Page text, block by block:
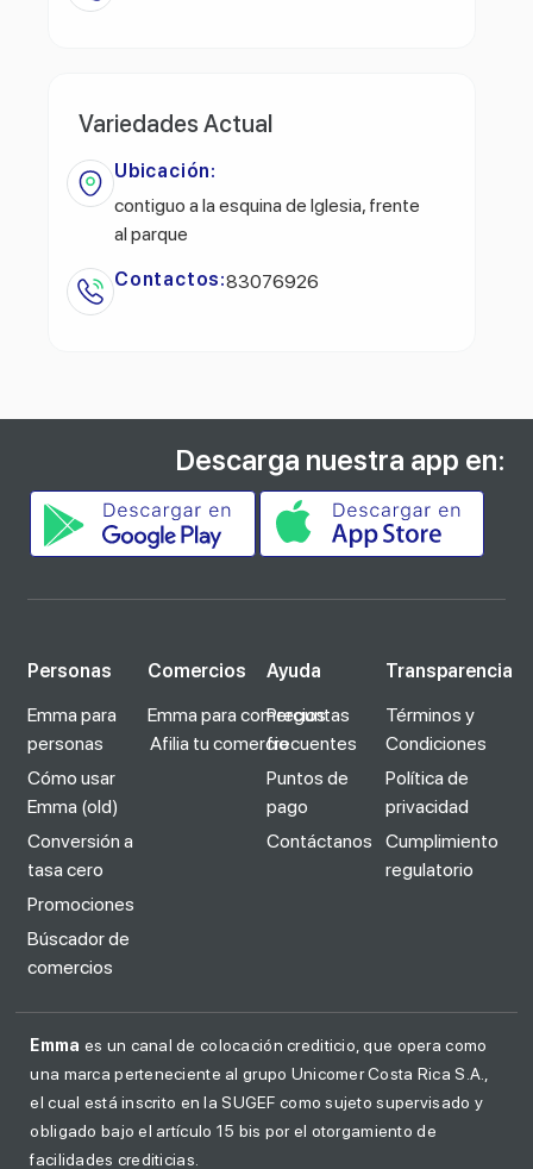
Variedades Actual
Ubicación:
contiguo a la esquina de Iglesia, frente
al parque
Contactos:83076926
Descarga nuestra app en:
Personas
Emma para
personas
Cómo usar
Emma (old)
Conversión a
tasa cero
Promociones
Búscador de
comercios
Comercios
Emma para comercios
Afilia tu comercio
Ayuda
Preguntas
frecuentes
Puntos de
pago
Contáctanos
Transparencia
Términos y
Condiciones
Política de
privacidad
Cumplimiento
regulatorio
Emma es un canal de colocación crediticio, que opera como
una marca perteneciente al grupo Unicomer Costa Rica S.A.,
el cual está inscrito en la SUGEF como sujeto supervisado y
obligado bajo el artículo 15 bis por el otorgamiento de
facilidades crediticias.